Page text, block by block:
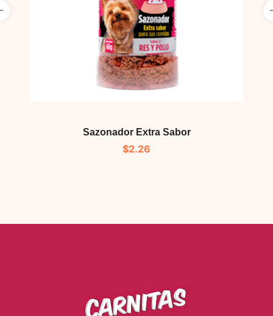
Sazonador Extra Sabor
$2.26